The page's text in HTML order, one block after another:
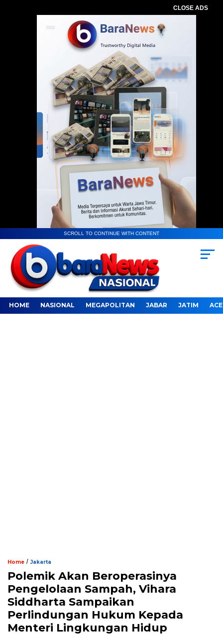
CLOSE ADS
SCROLL TO CONTINUE WITH CONTENT
HOME NASIONAL MEGAPOLITAN JABAR JATIM
Home / Jakarta
Polemik Akan Beroperasinya
Pengelolaan Sampah, Vihara
Siddharta Sampaikan
Perlindungan Hukum Kepada
Menteri Lingkungan Hidup